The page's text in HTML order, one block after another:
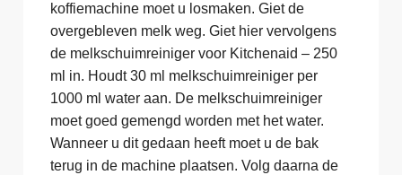
koffiemachine moet u losmaken. Giet de
overgebleven melk weg. Giet hier vervolgens
de melkschuimreiniger voor Kitchenaid – 250
ml in. Houdt 30 ml melkschuimreiniger per
1000 ml water aan. De melkschuimreiniger
moet goed gemengd worden met het water.
Wanneer u dit gedaan heeft moet u de bak
terug in de machine plaatsen. Volg daarna de